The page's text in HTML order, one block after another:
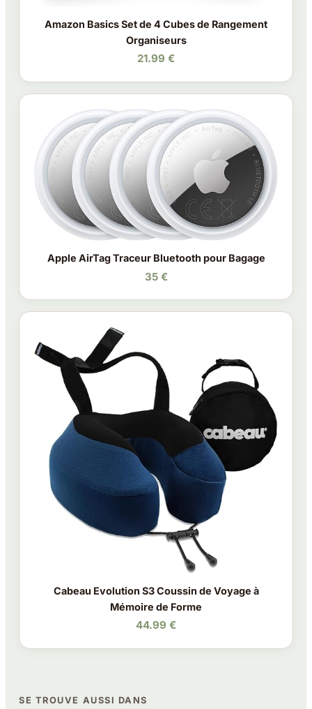
Amazon Basics Set de 4 Cubes de Rangement
Organiseurs
21.99 €
Apple AirTag Traceur Bluetooth pour Bagage
35 €
Cabeau Evolution S3 Coussin de Voyage à
Mémoire de Forme
44.99 €
SE TROUVE AUSSI DANS